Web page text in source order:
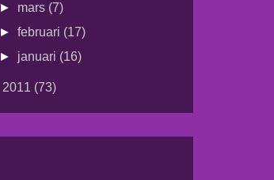
► mars (7)
►februari (17)
► januari (16)
2011 (73)